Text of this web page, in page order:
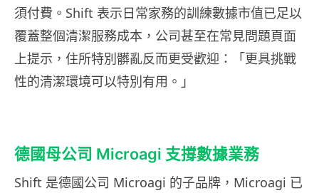
須付費。Shift 表示日常家務的訓練數據市值已足以
覆蓋整個清潔服務成本，公司甚至在常見問題頁面
上提示，住所特別髒亂反而更受歡迎：「更具挑戰
性的清潔環境可以特別有用。」
德國母公司 Microagi 支撐數據業務
Shift 是德國公司 Microagi 的子品牌，Microagi 已